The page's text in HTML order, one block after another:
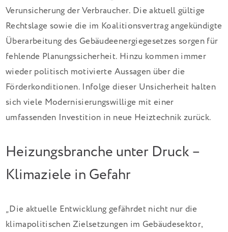
Verunsicherung der Verbraucher. Die aktuell gültige
Rechtslage sowie die im Koalitionsvertrag angekündigte
Überarbeitung des Gebäudeenergiegesetzes sorgen für
fehlende Planungssicherheit. Hinzu kommen immer
wieder politisch motivierte Aussagen über die
Förderkonditionen. Infolge dieser Unsicherheit halten
sich viele Modernisierungswillige mit einer
umfassenden Investition in neue Heiztechnik zurück.
Heizungsbranche unter Druck –
Klimaziele in Gefahr
„Die aktuelle Entwicklung gefährdet nicht nur die
klimapolitischen Zielsetzungen im Gebäudesektor,